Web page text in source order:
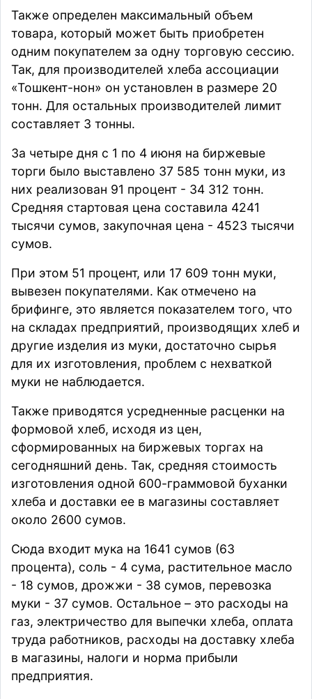
Также определен максимальный объем
товара, который может быть приобретен
одним покупателем за одну торговую сессию.
Так, для производителей хлеба ассоциации
«Тошкент-нон» он установлен в размере 20
тонн. Для остальных производителей лимит
составляет 3 тонны.
За четыре дня с 1 по 4 июня на биржевые
торги было выставлено 37 585 тонн муки, из
них реализован 91 процент - 34 312 тонн.
Средняя стартовая цена составила 4241
тысячи сумов, закупочная цена - 4523 тысячи
сумов.
При этом 51 процент, или 17 609 тонн муки,
вывезен покупателями. Как отмечено на
брифинге, это является показателем того, что
на складах предприятий, производящих хлеб и
другие изделия из муки, достаточно сырья
для их изготовления, проблем с нехваткой
муки не наблюдается.
Также приводятся усредненные расценки на
формовой хлеб, исходя из цен,
сформированных на биржевых торгах на
сегодняшний день. Так, средняя стоимость
изготовления одной 600-граммовой буханки
хлеба и доставки ее в магазины составляет
около 2600 сумов.
Сюда входит мука на 1641 сумов (63
процента), соль - 4 сума, растительное масло
- 18 сумов, дрожжи - 38 сумов, перевозка
муки - 37 сумов. Остальное – это расходы на
газ, электричество для выпечки хлеба, оплата
труда работников, расходы на доставку хлеба
в магазины, налоги и норма прибыли
предприятия.